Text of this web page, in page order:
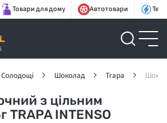
Товари для дому Автотовари
Солодощі Шоколад Trapa
з цільним
TRAPA INTENSO